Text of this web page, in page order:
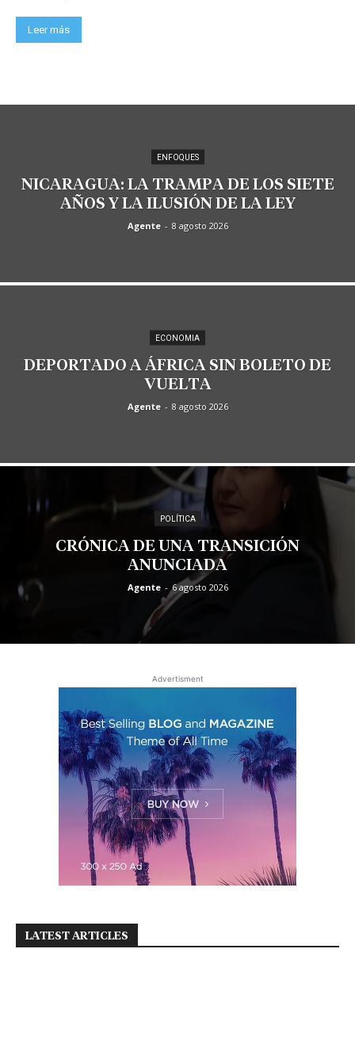
Leer más
ENFOQUES
NICARAGUA: LA TRAMPA DE LOS SIETE
AÑOS Y LA ILUSIÓN DE LA LEY
Agente - 8 agosto 2026
ECONOMIA
DEPORTADO A ÁFRICA SIN BOLETO DE
VUELTA
Agente - 8 agosto 2026
POLÍTICA
CRÓNICA DE UNA TRANSICIÓN
ANUNCIADA
Agente - 6 agosto 2026
Advertisment
LATEST ARTICLES